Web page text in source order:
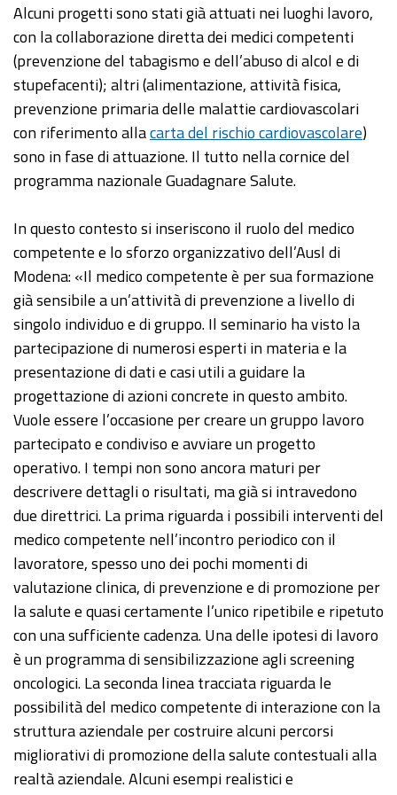
Alcuni progetti sono stati già attuati nei luoghi lavoro,
con la collaborazione diretta dei medici competenti
(prevenzione del tabagismo e dell’abuso di alcol e di
stupefacenti); altri (alimentazione, attività fisica,
prevenzione primaria delle malattie cardiovascolari
con riferimento allacarta del rischio cardiovascolare)
sono in fase di attuazione. Il tutto nella cornice del
programma nazionale Guadagnare Salute.
In questo contesto si inseriscono il ruolo del medico
competente e lo sforzo organizzativo dell’Ausl di
Modena: «Il medico competente è per sua formazione
già sensibile a un’attività di prevenzione a livello di
singolo individuo e di gruppo. Il seminario ha visto la
partecipazione di numerosi esperti in materia e la
presentazione di dati e casi utili a guidare la
progettazione di azioni concrete in questo ambito.
Vuole essere l’occasione per creare un gruppo lavoro
partecipato e condiviso e avviare un progetto
operativo. I tempi non sono ancora maturi per
descrivere dettagli o risultati, ma già si intravedono
due direttrici. La prima riguarda i possibili interventi del
medico competente nell’incontro periodico con il
lavoratore, spesso uno dei pochi momenti di
valutazione clinica, di prevenzione e di promozione per
la salute e quasi certamente l’unico ripetibile e ripetuto
con una sufficiente cadenza. Una delle ipotesi di lavoro
è un programma di sensibilizzazione agli screening
oncologici. La seconda linea tracciata riguarda le
possibilità del medico competente di interazione con la
struttura aziendale per costruire alcuni percorsi
migliorativi di promozione della salute contestuali alla
realtà aziendale. Alcuni esempi realistici e